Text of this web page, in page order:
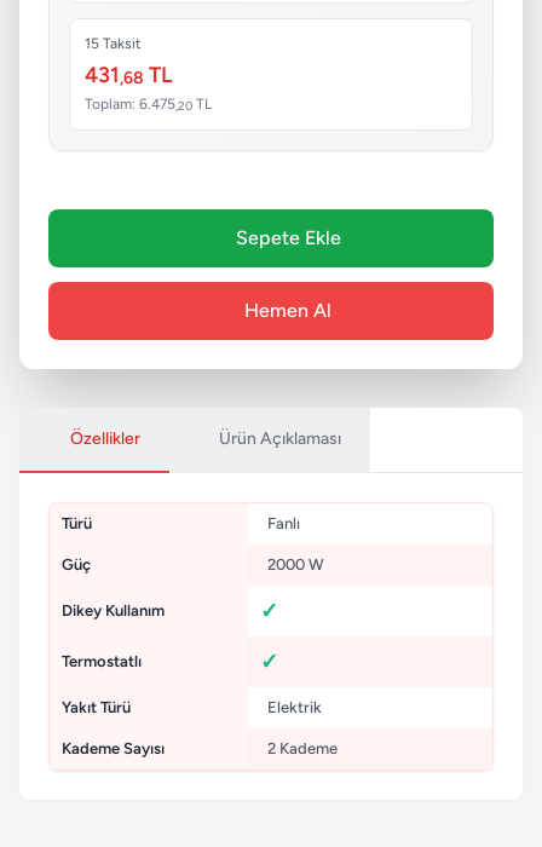
15 Taksit
431,68 TL
Toplam: 6.475,20 TL
Sepete Ekle
Hemen Al
Özellikler Ürün Açıklaması
Türü Fanlı
Güç 2000 W
Dikey Kullanım
Termostatlı
Yakıt Türü Elektrik
Kademe Sayısı 2 Kademe